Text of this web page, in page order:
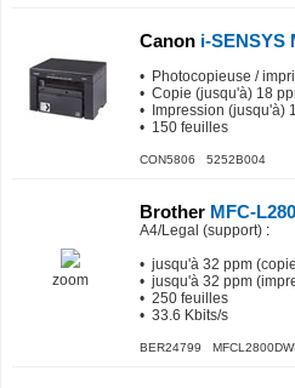
Canon i-SENSYS
• Photocopieuse /
• Copie (jusqu'à) 18
• Impression (jusqu'à)
• 150 feuilles
CON5806 5252B004
zoom
Brother MFC-
A4/Legal (support) :
• jusqu'à 32 ppm
• jusqu'à 32 ppm
• 250 feuilles
• 33.6 Kbits/s
BER24799